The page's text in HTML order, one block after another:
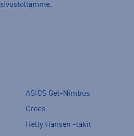
sivustollamme.
ASICS Gel-Nimbus
Crocs
Helly Hansen -takit